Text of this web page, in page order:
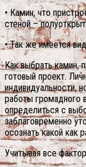
• Камин, что
стеной –
• Так же имеется
Как выбрать камин,
готовый проект.
индивидуальности,
работы громадного
определиться с
заблаговременно
осознать какой как
Учитывая все